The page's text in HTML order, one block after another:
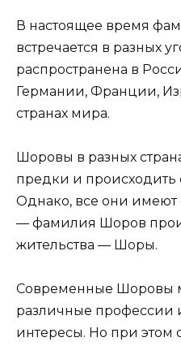
В настоящее время
встречается в разных
распространена в
Германии, Франции,
странах мира.
Шоровы в разных
предки и происходить
Однако, все они
— фамилия Шоров
жительства — Шоры.
Современные Шоровы
различные профессии
интересы. Но при этом